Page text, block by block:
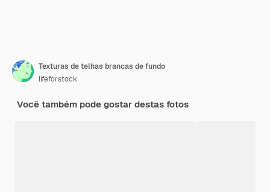
Texturas de telhas brancas de fundo
lifeforstock
Você também pode gostar destas fotos